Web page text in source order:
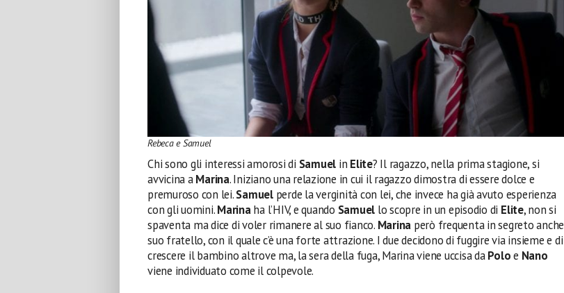
Rebeca e Samuel
Chi sono gli interessi amorosi di Samuel in Elite? Il ragazzo, nella prima stagione, si
avvicina aMarina. Iniziano una relazione in cui il ragazzo dimostra di essere dolce e
premuroso con lei.Samuel perde la verginità con lei, che invece ha già avuto esperienza
con gli uomini.Marinaha l’HIV, e quando Samuel lo scopre in un episodio di Elite, non si
spaventa ma dice di voler rimanere al suo fianco. Marina però frequenta in segreto anche
suo fratello, con il quale c’è una forte attrazione. I due decidono di fuggire via insieme e di
crescere il bambino altrove ma, la sera della fuga, Marina viene uccisa daPoloe Nano
viene individuato come il colpevole.